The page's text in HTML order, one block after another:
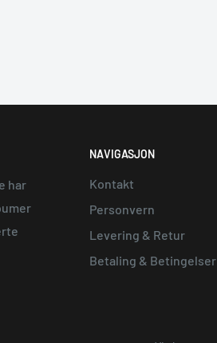
har
NAVIGASJON
Kontakt
Personvern
Levering & Retur
Betaling & Betingelser